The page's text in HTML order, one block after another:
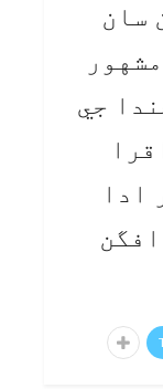
سان
جي
ادا